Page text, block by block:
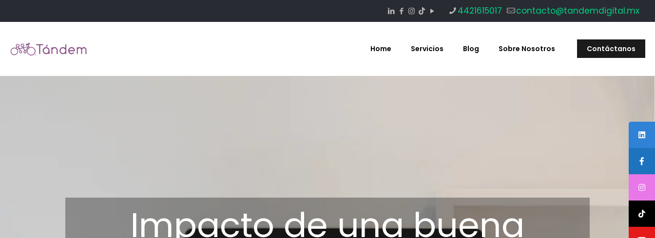
4421615017 contacto@tandemdigital.mx
Home Servicios Blog Sobre Nosotros Contáctanos
Impacto de una buena